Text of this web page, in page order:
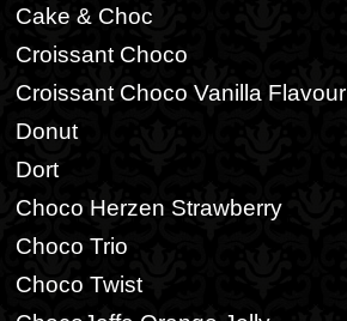
Cake & Choc
Croissant Choco
Croissant Choco Vanilla Flavour
Donut
Dort
Choco Herzen Strawberry
Choco Trio
Choco Twist